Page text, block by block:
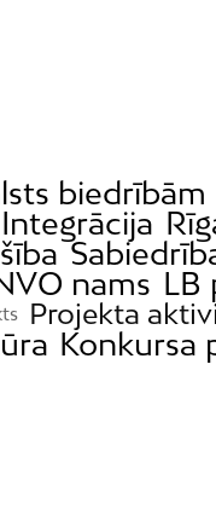
biedrībām
Integrācija
nams LB
Projekta
Konkursa